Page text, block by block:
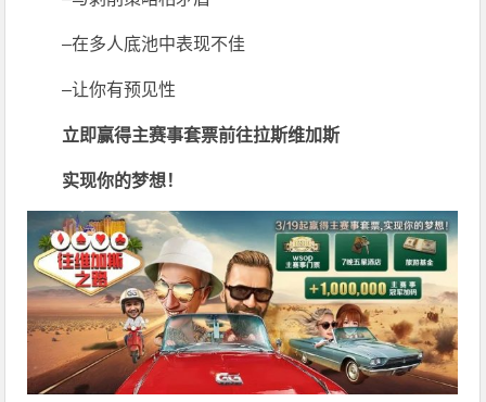
–在多人底池中表现不佳
–让你有预见性
立即赢得主赛事套票前往拉斯维加斯
实现你的梦想！